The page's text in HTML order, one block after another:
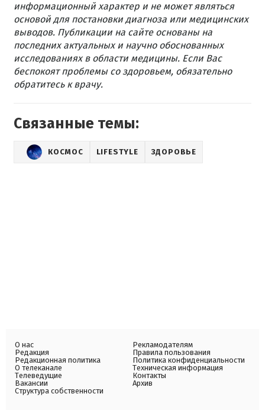
информационный характер и не может являться
основой для постановки диагноза или медицинских
выводов. Публикации на сайте основаны на
последних актуальных и научно обоснованных
исследованиях в области медицины. Если Вас
беспокоят проблемы со здоровьем, обязательно
обратитесь к врачу.
Связанные темы:
КОСМОС LIFESTYLE ЗДОРОВЬЕ
О нас
Редакция
Редакционная политика
О телеканале
Телеведущие
Вакансии
Структура собственности
Рекламодателям
Правила пользования
Политика конфиденциальности
Техническая информация
Контакты
Архив